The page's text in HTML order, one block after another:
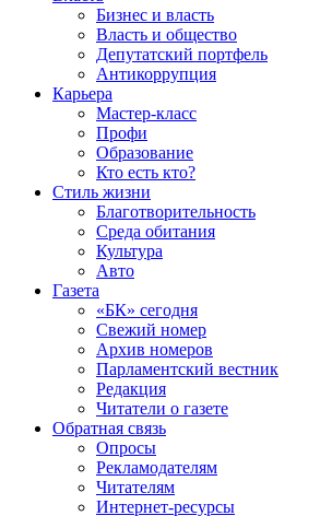
Бизнес и власть
Власть и общество
Депутатский портфель
Антикоррупция
Карьера
Мастер-класс
Профи
Образование
Кто есть кто?
Стиль жизни
Благотворительность
Среда обитания
Культура
Авто
Газета
«БК» сегодня
Свежий номер
Архив номеров
Парламентский вестник
Редакция
Читатели о газете
Обратная связь
Опросы
Рекламодателям
Читателям
Интернет-ресурсы